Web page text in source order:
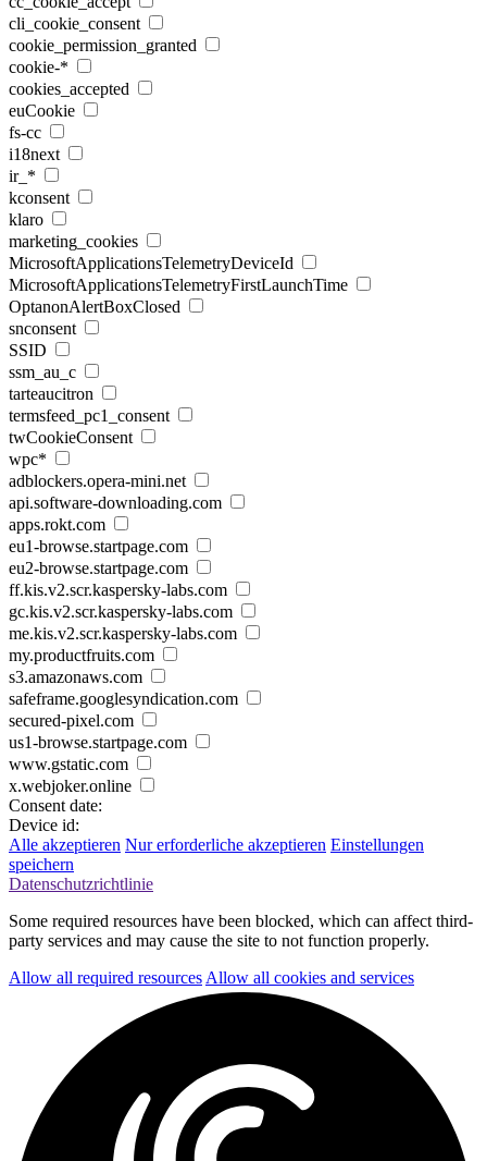
cli_cookie_consent
cookie_permission_granted
cookie-*
cookies_accepted
euCookie
fs-cc
i18next
ir_*
kconsent
klaro
marketing_cookies
MicrosoftApplicationsTelemetryDeviceId
MicrosoftApplicationsTelemetryFirstLaunchTime
OptanonAlertBoxClosed
snconsent
SSID
ssm_au_c
tarteaucitron
termsfeed_pc1_consent
twCookieConsent
wpc*
adblockers.opera-mini.net
api.software-downloading.com
apps.rokt.com
eu1-browse.startpage.com
eu2-browse.startpage.com
ff.kis.v2.scr.kaspersky-labs.com
gc.kis.v2.scr.kaspersky-labs.com
me.kis.v2.scr.kaspersky-labs.com
my.productfruits.com
s3.amazonaws.com
safeframe.googlesyndication.com
secured-pixel.com
us1-browse.startpage.com
www.gstatic.com
x.webjoker.online
Consent date:
Device id:
Alle akzeptieren Nur erforderliche akzeptieren Einstellungen
speichern
Datenschutzrichtlinie
Some required resources have been blocked, which can affect third-
party services and may cause the site to not function properly.
Allow all required resources Allow all cookies and services